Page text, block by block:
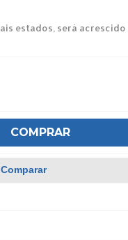
estados, será
COMPRAR
Comparar